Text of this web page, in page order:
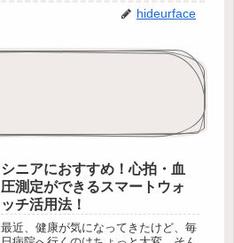
hideurface
シニアにおすすめ！心拍・血
圧測定ができるスマートウォ
ッチ活用法！
最近、健康が気になってきたけど、毎